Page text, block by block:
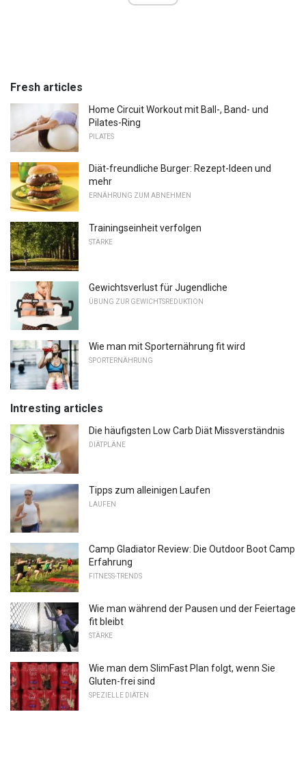
Fresh articles
Home Circuit Workout mit Ball-, Band- und
Pilates-Ring
PILATES
Diät-freundliche Burger: Rezept-Ideen und
mehr
ERNÄHRUNG ZUM ABNEHMEN
Trainingseinheit verfolgen
STÄRKE
Gewichtsverlust für Jugendliche
ÜBUNG ZUR GEWICHTSREDUKTION
Wie man mit Sporternährung fit wird
SPORTERNÄHRUNG
Intresting articles
Die häufigsten Low Carb Diät Missverständnis
DIÄTPLÄNE
Tipps zum alleinigen Laufen
LAUFEN
Camp Gladiator Review: Die Outdoor Boot Camp
Erfahrung
FITNESS-TRENDS
Wie man während der Pausen und der Feiertage
fit bleibt
STÄRKE
Wie man dem SlimFast Plan folgt, wenn Sie
Gluten-frei sind
SPEZIELLE DIÄTEN